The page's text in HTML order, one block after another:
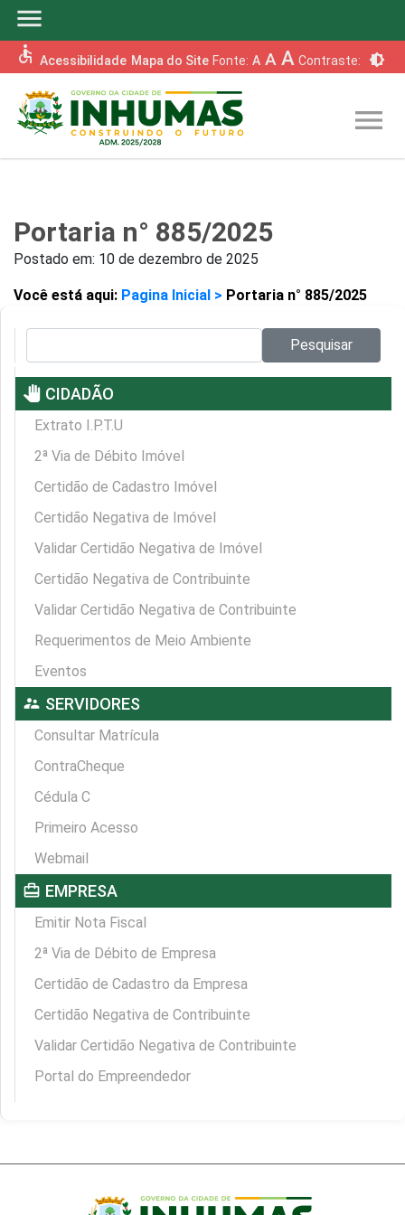
menu
accessible Acessibilidade Mapa do Site Fonte: A A A Contraste: brightness_6
menu
Portaria n° 885/2025
Postado em: 10 de dezembro de 2025
Você está aqui: Pagina Inicial > Portaria n° 885/2025
Pesquisar
pan_tool CIDADÃO
Extrato I.P.T.U
2ª Via de Débito Imóvel
Certidão de Cadastro Imóvel
Certidão Negativa de Imóvel
Validar Certidão Negativa de Imóvel
Certidão Negativa de Contribuinte
Validar Certidão Negativa de Contribuinte
Requerimentos de Meio Ambiente
Eventos
supervisor_account SERVIDORES
Consultar Matrícula
ContraCheque
Cédula C
Primeiro Acesso
Webmail
card_travel EMPRESA
Emitir Nota Fiscal
2ª Via de Débito de Empresa
Certidão de Cadastro da Empresa
Certidão Negativa de Contribuinte
Validar Certidão Negativa de Contribuinte
Portal do Empreendedor